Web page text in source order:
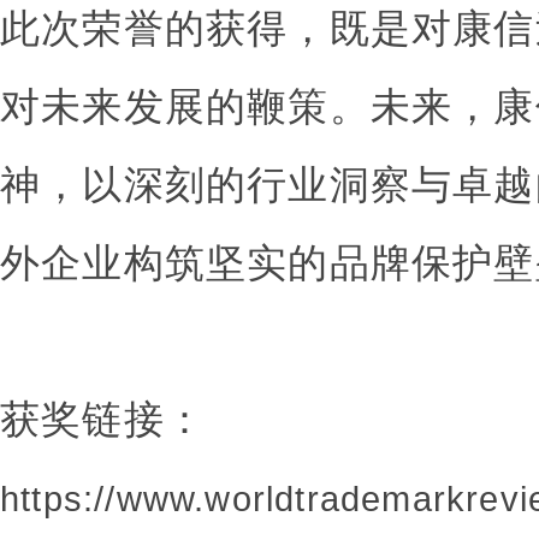
此次荣誉的获得，既是对康
对未来发展的鞭策。未来，
神，以深刻的行业洞察与卓
外企业构筑坚实的品牌保护
获奖链接：
https://